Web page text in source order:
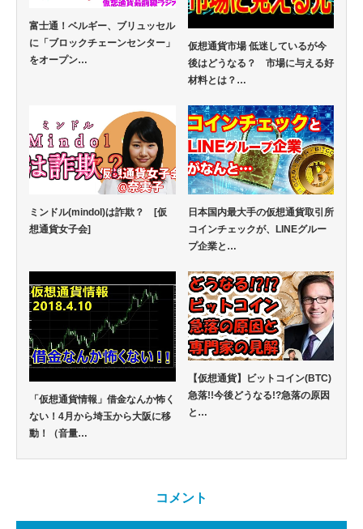
富士通！ベルギー、ブリュッセル
に「ブロックチェーンセンター」
をオープン…
仮想通貨市場 低迷しているが今
後はどうなる？ 市場に与える好
材料とは？…
ミンドル(mindol)は詐欺？ [仮
想通貨女子会]
日本国内最大手の仮想通貨取引所
コインチェックが、LINEグルー
プ企業と…
「仮想通貨情報」借金なんか怖く
ない！4月から埼玉から大阪に移
動！（音量…
【仮想通貨】ビットコイン(BTC)
急落!!今後どうなる!?急落の原因
と…
コメント